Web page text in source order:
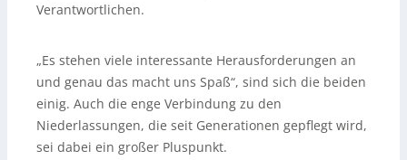
Verantwortlichen.
„Es stehen viele interessante Herausforderungen an
und genau das macht uns Spaß“, sind sich die beiden
einig. Auch die enge Verbindung zu den
Niederlassungen, die seit Generationen gepflegt wird,
sei dabei ein großer Pluspunkt.